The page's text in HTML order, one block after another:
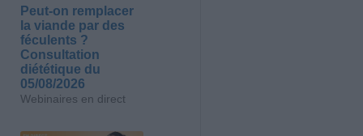
Peut-on remplacer
la viande par des
féculents ?
Consultation
diététique du
05/08/2026
Webinaires en direct